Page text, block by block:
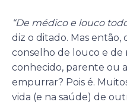
“De médico e louco
diz o ditado. Mas então,
conselho de louco e
conhecido, parente ou
empurrar? Pois é.
vida (e na saúde) de